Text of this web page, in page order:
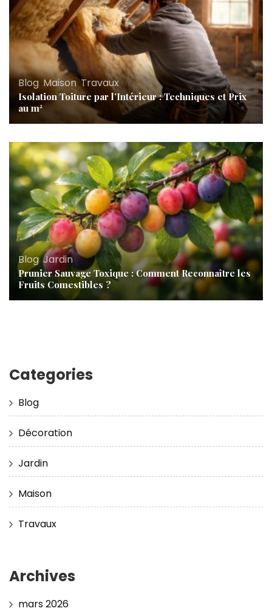
Blog,Maison,Travaux
Isolation Toiture par l’Intérieur : Techniques et Prix
au m²
Blog,Jardin
Prunier Sauvage Toxique : Comment Reconnaître les
Fruits Comestibles ?
Categories
Blog
Décoration
Jardin
Maison
Travaux
Archives
mars 2026